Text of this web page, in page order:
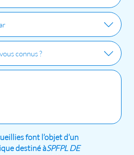
font l’objet d’un
destiné àSPFPL DE